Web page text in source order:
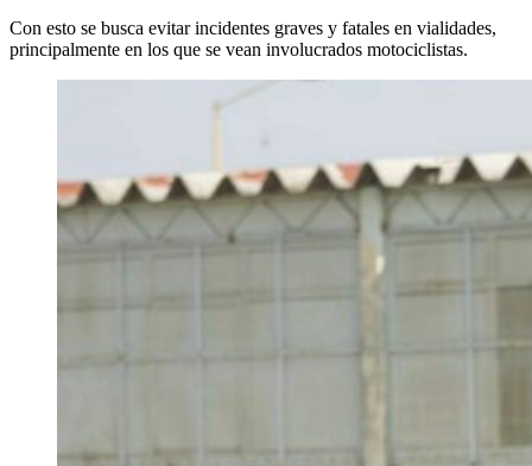
Con esto se busca evitar incidentes graves y fatales en vialidades,
principalmente en los que se vean involucrados motociclistas.